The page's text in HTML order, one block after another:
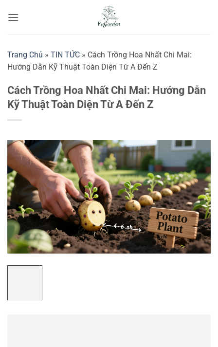
qua
Trang Chủ » TIN TỨC » Cách Trồng Hoa Nhất Chi Mai:
Hướng Dẫn Kỹ Thuật Toàn Diện Từ A Đến Z
Cách Trồng Hoa Nhất Chi Mai: Hướng Dẫn
Kỹ Thuật Toàn Diện Từ A Đến Z